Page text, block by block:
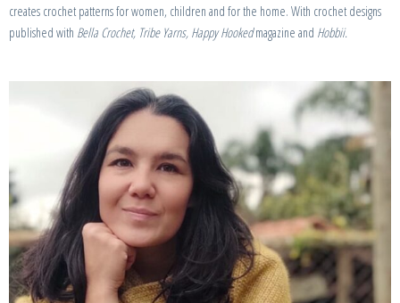
creates crochet patterns for women, children and for the home. With crochet designs
published with Bella Crochet, Tribe Yarns, Happy Hookedmagazine and Hobbii.